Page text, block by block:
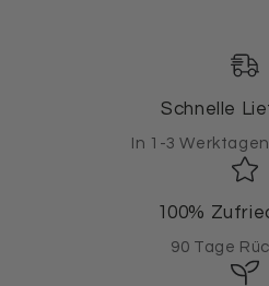
Schnelle
In 1-3
100%
90 Tage